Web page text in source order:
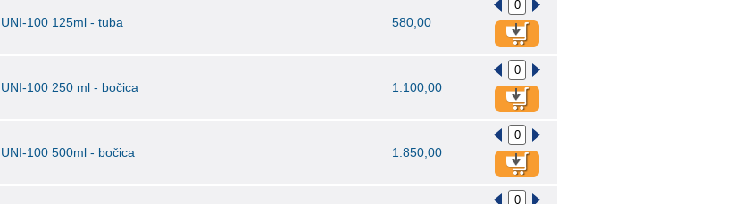
100 125ml - tuba 580,00
100 250 ml - bočica 1.100,00
100 500ml - bočica 1.850,00